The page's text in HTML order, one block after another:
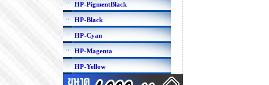
HP-PigmentBlack
HP-Black
HP-Cyan
HP-Magenta
HP-Yellow